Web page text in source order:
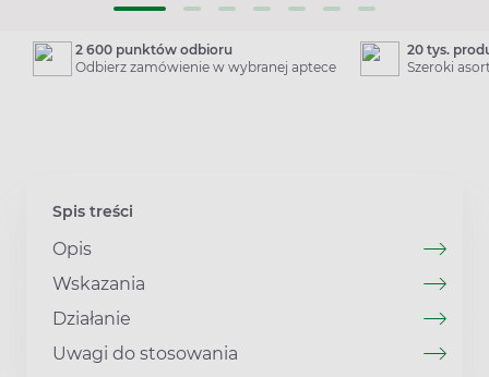
2 600 punktów odbioru
Odbierz zamówienie w wybranej aptece
20 tys.
Szeroki
Spis treści
Opis
Wskazania
Działanie
Uwagi do stosowania